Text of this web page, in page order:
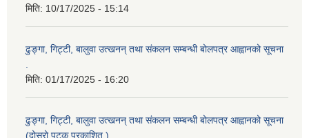
मिति: 10/17/2025 - 15:14
ढुङ्गा, गिट्टी, बालुवा उत्खनन् तथा संकलन सम्बन्धी बोलपत्र आह्वानको सूचना
.
मिति: 01/17/2025 - 16:20
ढुङ्गा, गिट्टी, बालुवा उत्खनन् तथा संकलन सम्बन्धी बोलपत्र आह्वानको सूचना
(दोस्रो पटक प्रकाशित )